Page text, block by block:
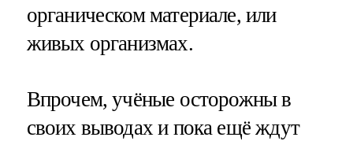
органическом материале, или
живых организмах.
Впрочем, учёные осторожны в
своих выводах и пока ещё ждут